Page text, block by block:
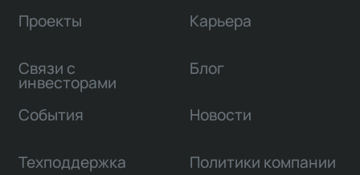
Проекты
Связи с
инвесторами
Карьера
Блог
События Новости
Техподдержка Политики компании